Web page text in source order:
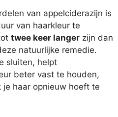
van appelciderazijn is
van haarkleur te
twee keer langer zijn dan
natuurlijke remedie.
sluiten, helpt
beter vast te houden,
haar opnieuw hoeft te